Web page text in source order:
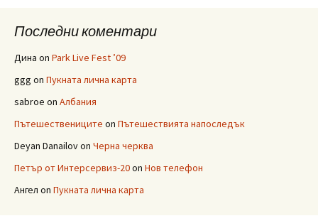
Последни коментари
Дина on Park Live Fest ’09
ggg on Пукната лична карта
sabroe on Албания
Пътешествениците on Пътешествията напоследък
Deyan Danailovon Черна черква
Петър от Интерсервиз-20on Нов телефон
Ангел on Пукната лична карта